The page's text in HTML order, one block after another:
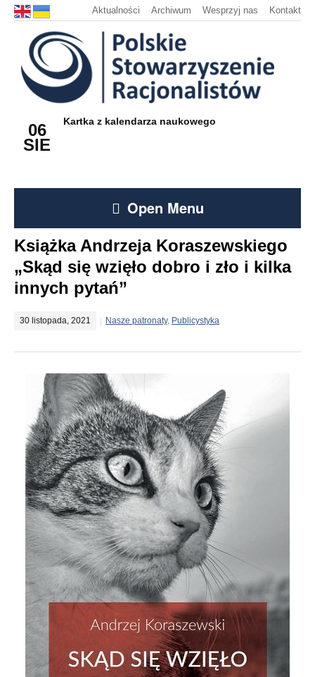
Aktualności Archiwum Wesprzyj nas Kontakt
06
SIE
Kartka z kalendarza naukowego
Open Menu
Książka Andrzeja Koraszewskiego
„Skąd się wzięło dobro i zło i kilka
innych pytań”
30 listopada, 2021 Nasze patronaty, Publicystyka